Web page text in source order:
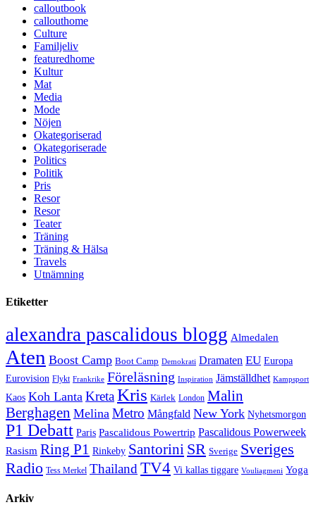
calloutbook
callouthome
Culture
Familjeliv
featuredhome
Kultur
Mat
Media
Mode
Nöjen
Okategoriserad
Okategoriserade
Politics
Politik
Pris
Resor
Resor
Teater
Träning
Träning & Hälsa
Travels
Utnämning
Etiketter
alexandra pascalidous blogg Almedalen
Aten Boost Camp Boot Camp Demokrati Dramaten EU Europa
Eurovision Flykt Frankrike Föreläsning Inspiration Jämställdhet Kampsport
Kaos Koh Lanta KretaKris Kärlek London Malin
Berghagen Melina Metro Mångfald New York Nyhetsmorgon
P1 Debatt Paris Pascalidous Powertrip Pascalidous Powerweek
Rasism Ring P1 Rinkeby Santorini SR Sverige Sveriges
Radio Tess Merkel Thailand TV4 Vi kallas tiggare Vouliagmeni Yoga
Arkiv